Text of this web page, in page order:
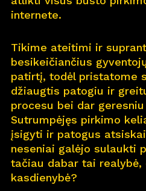
Apie
Karj
Nauj
Nauj ų nam
internete.
Tikime ateitimi ir
besikeičiančius
patirtį, todėl pristatome
džiaugtis patogiu ir
procesu bei dar
Sutrumpėjęs pirkimo
įsigyti ir patogus
neseniai galėjo sulaukti
tačiau dabar tai
kasdienybė?